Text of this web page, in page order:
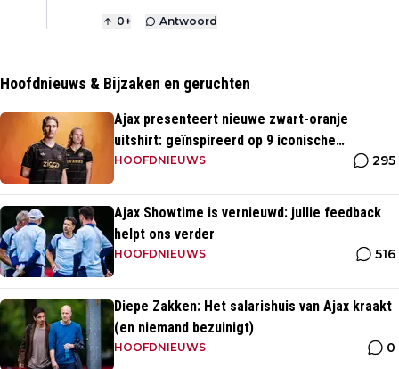
0+ Antwoord
Hoofdnieuws & Bijzaken en geruchten
Ajax presenteert nieuwe zwart-oranje
uitshirt: geïnspireerd op 9 iconische
momenten uit clubhistorie
HOOFDNIEUWS 295
Ajax Showtime is vernieuwd: jullie feedback
helpt ons verder
HOOFDNIEUWS 516
Diepe Zakken: Het salarishuis van Ajax kraakt
(en niemand bezuinigt)
HOOFDNIEUWS 0